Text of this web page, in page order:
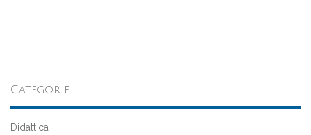
Categorie
Didattica